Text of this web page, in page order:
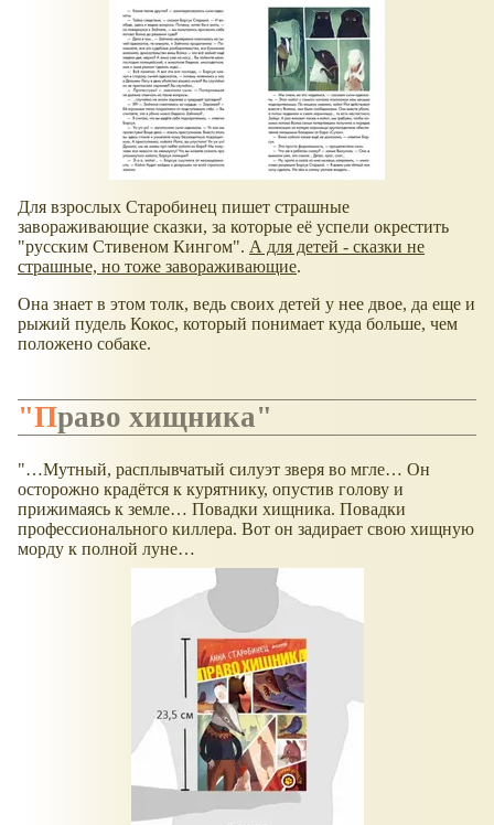
Для взрослых Старобинец пишет страшные
завораживающие сказки, за которые её успели окрестить
"русским Стивеном Кингом". А для детей - сказки не
страшные, но тоже завораживающие.
Она знает в этом толк, ведь своих детей у нее двое, да еще и
рыжий пудель Кокос, который понимает куда больше, чем
положено собаке.
"Право хищника"
"…Мутный, расплывчатый силуэт зверя во мгле… Он
осторожно крадётся к курятнику, опустив голову и
прижимаясь к земле… Повадки хищника. Повадки
профессионального киллера. Вот он задирает свою хищную
морду к полной луне…